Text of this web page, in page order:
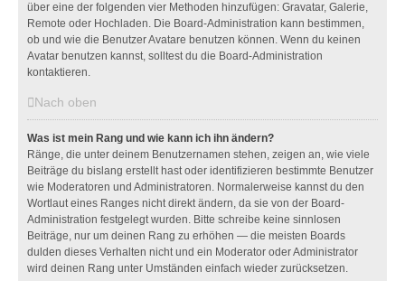
über eine der folgenden vier Methoden hinzufügen: Gravatar, Galerie,
Remote oder Hochladen. Die Board-Administration kann bestimmen,
ob und wie die Benutzer Avatare benutzen können. Wenn du keinen
Avatar benutzen kannst, solltest du die Board-Administration
kontaktieren.
Nach oben
Was ist mein Rang und wie kann ich ihn ändern?
Ränge, die unter deinem Benutzernamen stehen, zeigen an, wie viele
Beiträge du bislang erstellt hast oder identifizieren bestimmte Benutzer
wie Moderatoren und Administratoren. Normalerweise kannst du den
Wortlaut eines Ranges nicht direkt ändern, da sie von der Board-
Administration festgelegt wurden. Bitte schreibe keine sinnlosen
Beiträge, nur um deinen Rang zu erhöhen — die meisten Boards
dulden dieses Verhalten nicht und ein Moderator oder Administrator
wird deinen Rang unter Umständen einfach wieder zurücksetzen.